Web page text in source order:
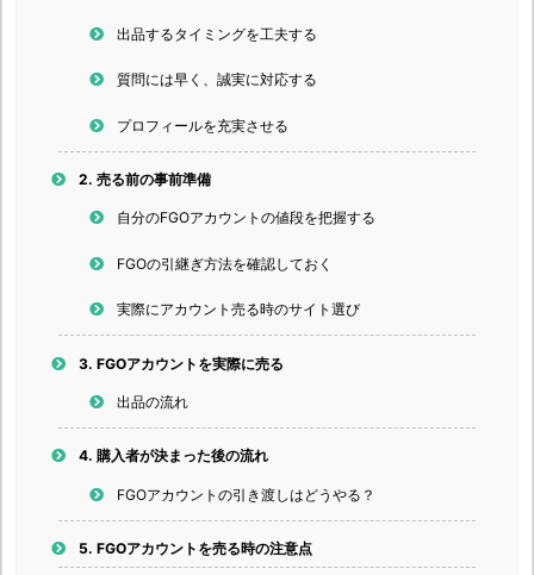
出品するタイミングを工夫する
質問には早く、誠実に対応する
プロフィールを充実させる
2. 売る前の事前準備
自分のFGOアカウントの値段を把握する
FGOの引継ぎ方法を確認しておく
実際にアカウント売る時のサイト選び
3. FGOアカウントを実際に売る
出品の流れ
4. 購入者が決まった後の流れ
FGOアカウントの引き渡しはどうやる？
5. FGOアカウントを売る時の注意点